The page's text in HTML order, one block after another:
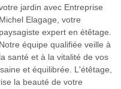
jardin avec Entreprise
Michel Elagage, votre
paysagiste expert en étêtage.
Notre équipe qualifiée veille à
la santé et à la vitalité de vos
et équilibrée. L'étêtage,
la beauté de votre